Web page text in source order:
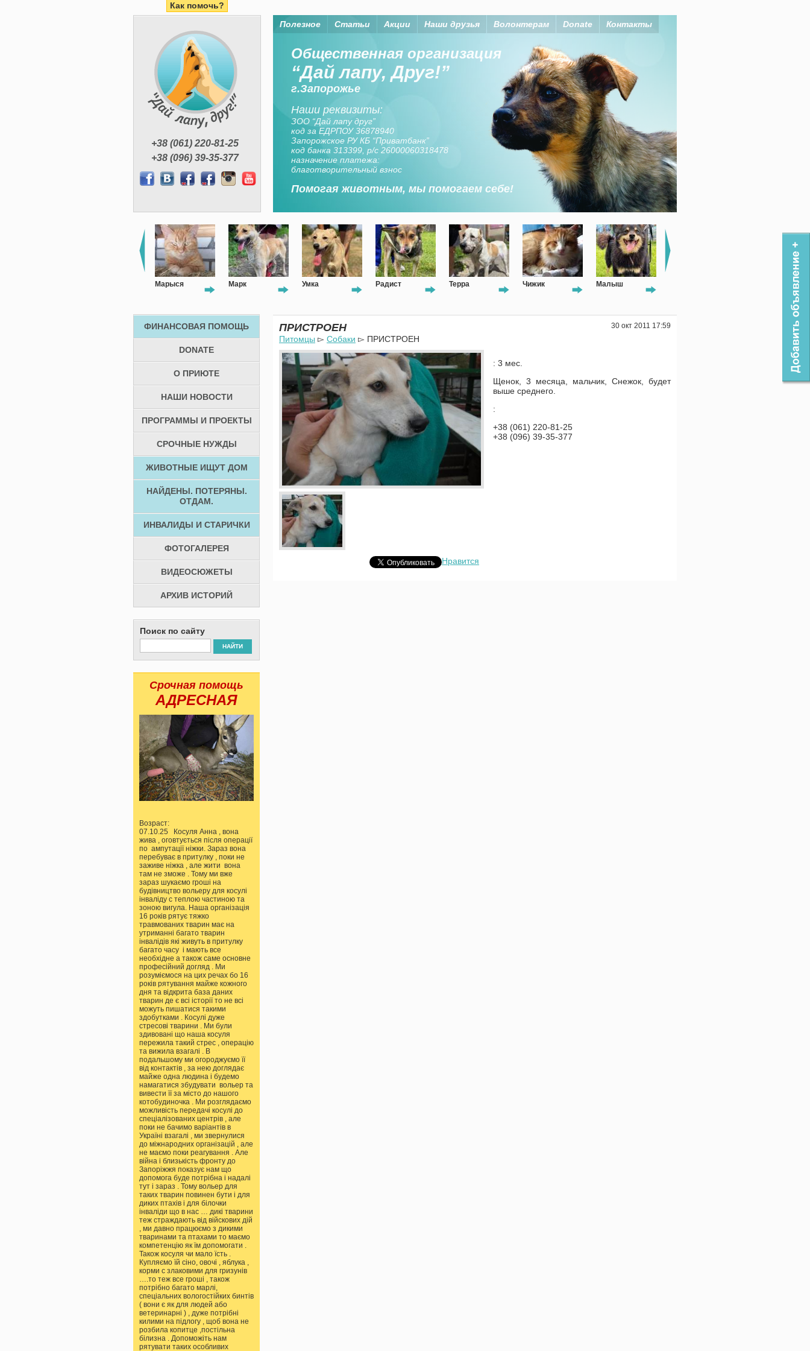
Как помочь?
+38 (061) 220-81-25
+38 (096) 39-35-377
Полезное Статьи Акции Наши друзья Волонтерам Donate Контакты
Помогая животным, мы помогаем себе!
Организация “Дай лапу, друг” существует на
средства членов организаци, а также
неравнодушных горожан
Марыся Марк Умка Радист Терра Чижик Малыш
ФИНАНСОВАЯ ПОМОЩЬ
DONATE
О ПРИЮТЕ
НАШИ НОВОСТИ
ПРОГРАММЫ И ПРОЕКТЫ
СРОЧНЫЕ НУЖДЫ
ЖИВОТНЫЕ ИЩУТ ДОМ
НАЙДЕНЫ. ПОТЕРЯНЫ.
ОТДАМ.
ИНВАЛИДЫ И СТАРИЧКИ
ФОТОГАЛЕРЕЯ
ВИДЕОСЮЖЕТЫ
АРХИВ ИСТОРИЙ
Поиск по сайту
НАЙТИ
Срочная помощь
АДРЕСНАЯ
Возраст:
07.10.25 Косуля Анна , вона
жива , оговтується після операції
по ампутації ніжки. Зараз вона
перебуває в притулку , поки не
заживе ніжка , але жити вона
там не зможе . Тому ми вже
зараз шукаємо гроші на
будівництво вольеру для косулі
інваліду с теплою частиною та
зоною вигула. Наша організація
16 років рятує тяжко
травмованих тварин має на
утриманні багато тварин
інвалідів які живуть в притулку
багато часу і мають все
необхідне а також саме основне
професійний догляд . Ми
розуміємося на цих речах бо 16
років рятування майже кожного
дня та відкрита база даних
тварин де є всі історії то не всі
можуть пишатися такими
здобутками . Косулі дуже
стресові тварини . Ми були
здивовані що наша косуля
пережила такий стрес , операцію
та вижила взагалі . В
подальшому ми огороджуємо її
від контактів , за нею доглядає
майже одна людина і будемо
намагатися збудувати вольер та
вивести її за місто до нашого
котобудиночка . Ми розглядаємо
можливість передачі косулі до
спеціалізованих центрів , але
поки не бачимо варіантів в
Україні взагалі , ми звернулися
до міжнародних організацій , але
не маємо поки реагування . Але
війна і близькість фронту до
Запоріжжя показує нам що
допомога буде потрібна і надалі
тут і зараз . Тому вольер для
таких тварин повинен бути і для
диких птахів і для білочки
інваліди що в нас … дикі тварини
теж страждають від війскових дій
, ми давно працюємо з дикими
тваринами та птахами то маємо
компетенцію як їм допомогати .
Також косуля чи мало їсть .
Купляємо їй сіно, овочі , яблука ,
корми с злаковими для гризунів
….то теж все гроші , також
потрібно багато марлі,
спеціальних вологостійких бинтів
( вони є як для людей або
ветеринарні ) , дуже потрібні
килими на підлогу , щоб вона не
розбила копитце ,постільна
білизна . Допоможіть нам
рятувати таких особливих
30 окт 2011 17:59
ПРИСТРОЕН
Питомцы ▻ Собаки ▻ ПРИСТРОЕН
: 3 мес.
Щенок, 3 месяца, мальчик, Снежок, будет
выше среднего.
:
+38 (061) 220-81-25
+38 (096) 39-35-377
Нравится